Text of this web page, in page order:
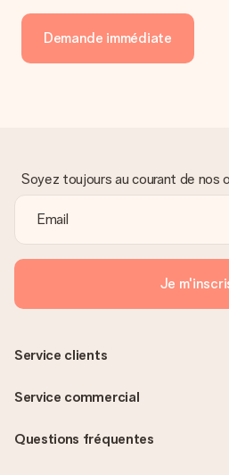
Demande immédiate
Soyez toujours au courant de nos
Je
Questions fréquentes
Service clients
Service commercial